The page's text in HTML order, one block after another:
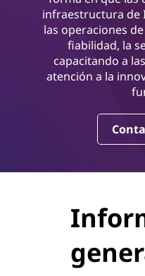
infraestructura de
las operaciones
fiabilidad, la
capacitando a
atención a la